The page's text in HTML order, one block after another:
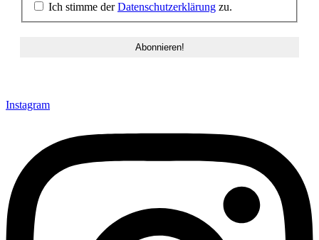
Ich stimme derDatenschutzerklärung zu.
Instagram